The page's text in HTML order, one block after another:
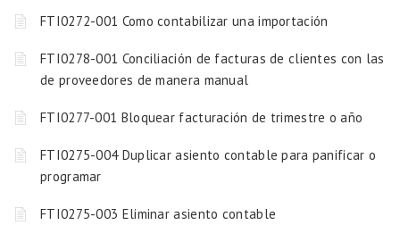
FTI0272-001 Como contabilizar una importación
FTI0278-001 Conciliación de facturas de clientes con las
de proveedores de manera manual
FTI0277-001 Bloquear facturación de trimestre o año
FTI0275-004 Duplicar asiento contable para panificar o
programar
FTI0275-003 Eliminar asiento contable